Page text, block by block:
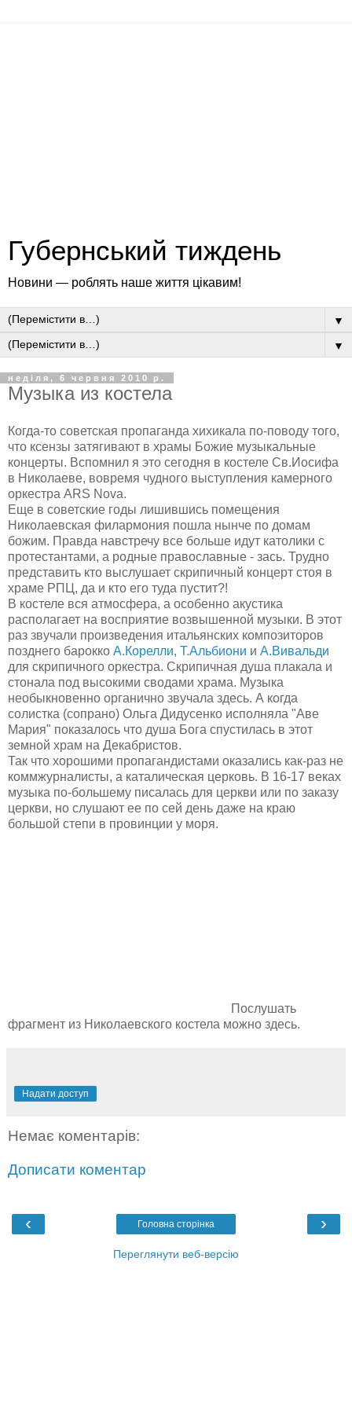
Губернський тиждень
Новини — роблять наше життя цікавим!
▼
▼
неділя, 6 червня 2010 р.
Музыка из костела
Когда-то советская пропаганда хихикала по-поводу того,
что ксензы затягивают в храмы Божие музыкальные
концерты. Вспомнил я это сегодня в костеле Св.Иосифа
в Николаеве, вовремя чудного выступления камерного
оркестра АRS Nova.
Еще в советские годы лишившись помещения
Николаевская филармония пошла нынче по домам
божим. Правда навстречу все больше идут католики с
протестантами, а родные православные - зась. Трудно
представить кто выслушает скрипичный концерт стоя в
храме РПЦ, да и кто его туда пустит?!
В костеле вся атмосфера, а особенно акустика
располагает на восприятие возвышенной музыки. В этот
раз звучали произведения итальянских композиторов
позднего барокко А.Корелли, Т.Альбиони и А.Вивальди
для скрипичного оркестра. Скрипичная душа плакала и
стонала под высокими сводами храма. Музыка
необыкновенно органично звучала здесь. А когда
солистка (сопрано) Ольга Дидусенко исполняла "Аве
Мария" показалось что душа Бога спустилась в этот
земной храм на Декабристов.
Так что хорошими пропагандистами оказались как-раз не
коммжурналисты, а каталическая церковь. В 16-17 веках
музыка по-большему писалась для церкви или по заказу
церкви, но слушают ее по сей день даже на краю
большой степи в провинции у моря.
Послушать
фрагмент из Николаевского костела можно здесь.
Надати доступ
Немає коментарів:
Дописати коментар
‹ ›
Головна сторінка
Переглянути веб-версію